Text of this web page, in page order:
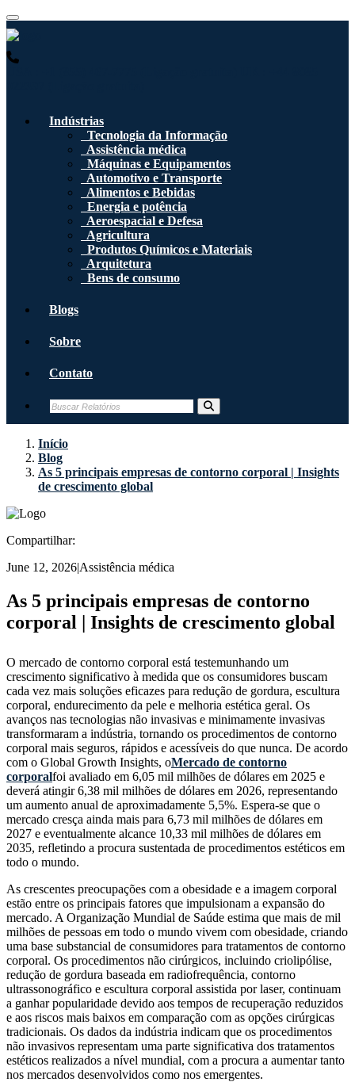
Indústrias
Tecnologia da Informação
Assistência médica
Máquinas e Equipamentos
Automotivo e Transporte
Alimentos e Bebidas
Energia e potência
Aeroespacial e Defesa
Agricultura
Produtos Químicos e Materiais
Arquitetura
Bens de consumo
Blogs
Sobre
Contato
Início
Blog
As 5 principais empresas de contorno corporal | Insights
de crescimento global
Compartilhar:
June 12, 2026|Assistência médica
As 5 principais empresas de contorno
corporal | Insights de crescimento global
O mercado de contorno corporal está testemunhando um
crescimento significativo à medida que os consumidores buscam
cada vez mais soluções eficazes para redução de gordura, escultura
corporal, endurecimento da pele e melhoria estética geral. Os
avanços nas tecnologias não invasivas e minimamente invasivas
transformaram a indústria, tornando os procedimentos de contorno
corporal mais seguros, rápidos e acessíveis do que nunca. De acordo
com o Global Growth Insights, oMercado de contorno
corporalfoi avaliado em 6,05 mil milhões de dólares em 2025 e
deverá atingir 6,38 mil milhões de dólares em 2026, representando
um aumento anual de aproximadamente 5,5%. Espera-se que o
mercado cresça ainda mais para 6,73 mil milhões de dólares em
2027 e eventualmente alcance 10,33 mil milhões de dólares em
2035, refletindo a procura sustentada de procedimentos estéticos em
todo o mundo.
As crescentes preocupações com a obesidade e a imagem corporal
estão entre os principais fatores que impulsionam a expansão do
mercado. A Organização Mundial de Saúde estima que mais de mil
milhões de pessoas em todo o mundo vivem com obesidade, criando
uma base substancial de consumidores para tratamentos de contorno
corporal. Os procedimentos não cirúrgicos, incluindo criolipólise,
redução de gordura baseada em radiofrequência, contorno
ultrassonográfico e escultura corporal assistida por laser, continuam
a ganhar popularidade devido aos tempos de recuperação reduzidos
e aos riscos mais baixos em comparação com as opções cirúrgicas
tradicionais. Os dados da indústria indicam que os procedimentos
não invasivos representam uma parte significativa dos tratamentos
estéticos realizados a nível mundial, com a procura a aumentar tanto
nos mercados desenvolvidos como nos emergentes.